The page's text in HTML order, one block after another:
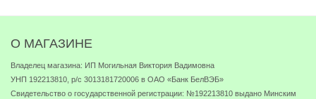
О МАГАЗИНЕ
Владелец магазина: ИП Могильная Виктория Вадимовна
УНП 192213810, р/с 3013181720006 в ОАО «Банк БелВЭБ»
Свидетельство о государственной регистрации: №192213810 выдано Минским